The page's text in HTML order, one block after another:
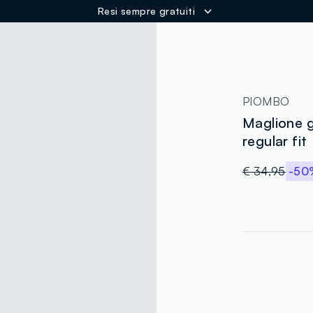
Resi sempre gratuiti
PIOMBO
Maglione
regular fit
€ 34,95 -